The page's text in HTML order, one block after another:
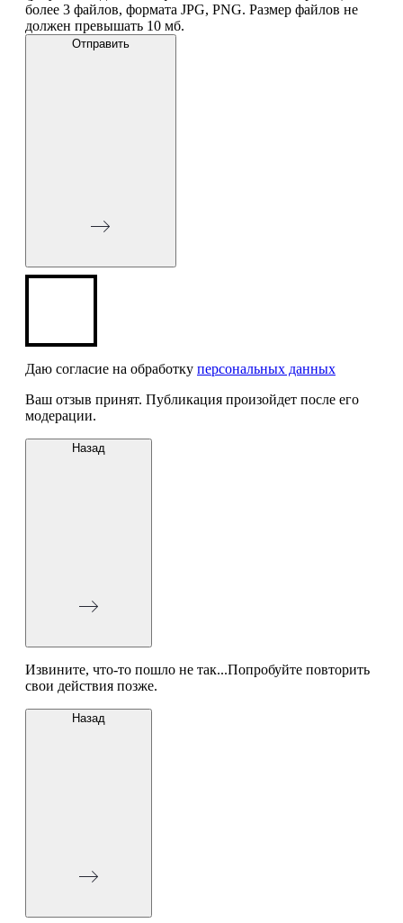
более 3 файлов, формата JPG, PNG. Размер файлов не
должен превышать 10 мб.
Отправить
Даю согласие на обработку персональных данных
Ваш отзыв принят. Публикация произойдет после его
модерации.
Назад
Извините, что-то пошло не так...Попробуйте повторить
свои действия позже.
Назад